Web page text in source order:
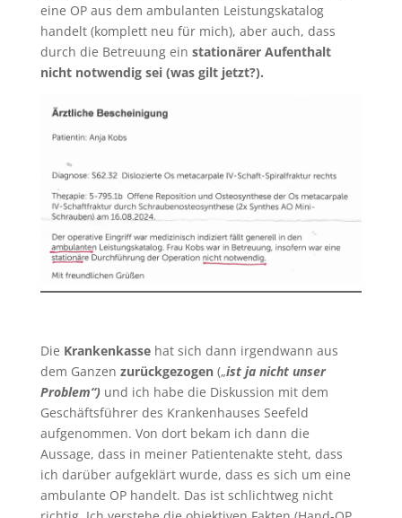
eine OP aus dem ambulanten Leistungskatalog
handelt (komplett neu für mich), aber auch, dass
durch die Betreuung ein stationärer Aufenthalt
nicht notwendig sei (was gilt jetzt?).
Die Krankenkasse hat sich dann irgendwann aus
dem Ganzen zurückgezogen („ist ja nicht unser
Problem“) und ich habe die Diskussion mit dem
Geschäftsführer des Krankenhauses Seefeld
aufgenommen. Von dort bekam ich dann die
Aussage, dass in meiner Patientenakte steht, dass
ich darüber aufgeklärt wurde, dass es sich um eine
ambulante OP handelt. Das ist schlichtweg nicht